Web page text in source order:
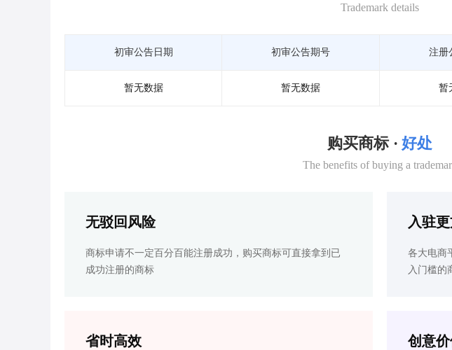
Trademark details
初审公告日期 初审公告期号 注册
暂无数据 暂无数据 暂
购买商标 · 好处
The benefits of buying a
无驳回风险
商标申请不一定百分百能注册成功，购买商标可直接拿到已
成功注册的商标
入驻
各大电商
入门槛的
省时高效 创意